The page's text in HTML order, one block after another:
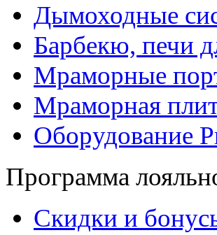
Дымоходные
Барбекю, печи
Мраморные
Мраморная
Оборудование
Программа
Скидки и